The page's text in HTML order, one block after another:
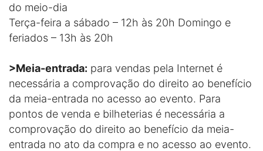
do meio-dia
Terça-feira a sábado – 12h às 20h Domingo e
feriados – 13h às 20h
>Meia-entrada: para vendas pela Internet é
necessária a comprovação do direito ao benefício
da meia-entrada no acesso ao evento. Para
pontos de venda e bilheterias é necessária a
comprovação do direito ao benefício da meia-
entrada no ato da compra e no acesso ao evento.